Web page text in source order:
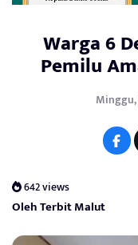
Warga 6
Pemilu
Minggu,
642 views
Oleh Terbit Malut